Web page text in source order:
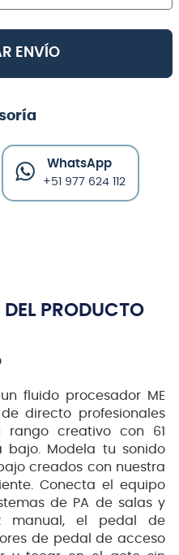
ENVÍO
WhatsApp
+51 977 624 112
PRODUCTO
un fluido procesador ME
directo profesionales
rango creativo con 61
bajo. Modela tu sonido
creados con nuestra
Conecta el equipo
de PA de salas y
manual, el pedal de
de pedal de acceso